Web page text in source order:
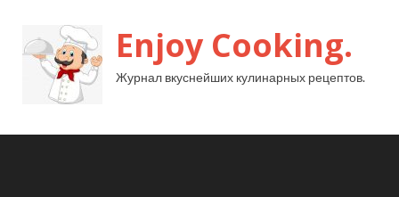
Enjoy Cooking.
Журнал вкуснейших кулинарных рецептов.